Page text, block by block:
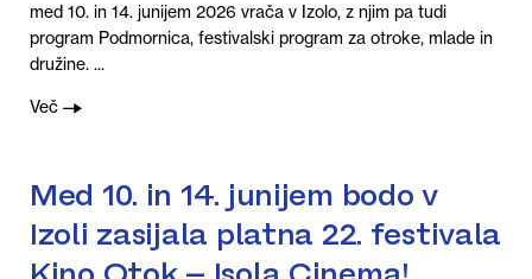
med 10. in 14. junijem 2026 vrača v Izolo, z njim pa tudi
program Podmornica, festivalski program za otroke, mlade in
družine. ...
Več
Med 10. in 14. junijem bodo v
Izoli zasijala platna 22. festivala